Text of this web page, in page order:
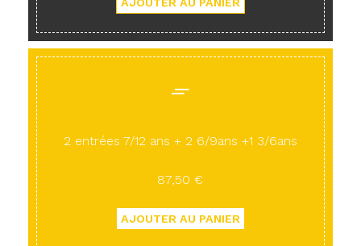
2 entrées 7/12 ans + 2 6/9ans +1 3/6ans
87,50 €